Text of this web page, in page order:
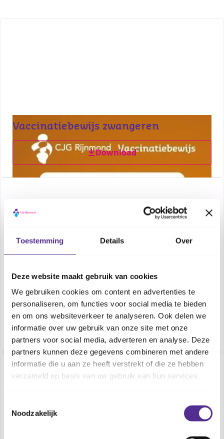
Toestemming Details Over
Deze website maakt gebruik van cookies
We gebruiken cookies om content en advertenties te
personaliseren, om functies voor social media te bieden
en om ons websiteverkeer te analyseren. Ook delen we
informatie over uw gebruik van onze site met onze
partners voor social media, adverteren en analyse. Deze
partners kunnen deze gegevens combineren met andere
informatie die u aan ze heeft verstrekt of die ze hebben
verzameld op basis van uw gebruik van hun services.
Noodzakelijk
Vaccinatiebewijs zwangeren
Download
jongeren
Download